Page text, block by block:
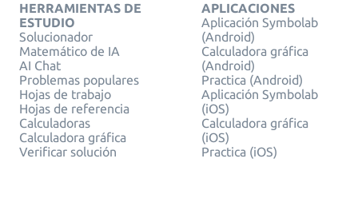
HERRAMIENTAS DE
ESTUDIO
Solucionador
Matemático de IA
AI Chat
Problemas populares
Hojas de trabajo
Hojas de referencia
Calculadoras
Calculadora gráfica
Verificar solución
APLICACIONES
Aplicación Symbolab
(Android)
Calculadora gráfica
(Android)
Practica (Android)
Aplicación Symbolab
(iOS)
Calculadora gráfica
(iOS)
Practica (iOS)